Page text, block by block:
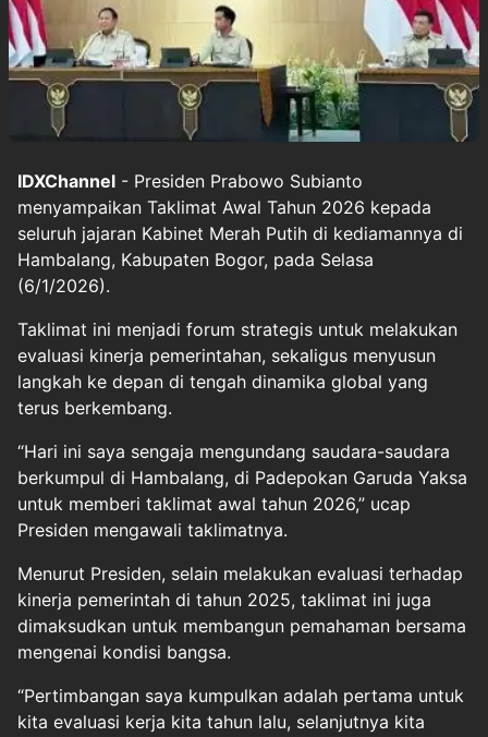
IDXChannel - Presiden Prabowo Subianto
menyampaikan Taklimat Awal Tahun 2026 kepada
seluruh jajaran Kabinet Merah Putih di kediamannya di
Hambalang, Kabupaten Bogor, pada Selasa
(6/1/2026).
Taklimat ini menjadi forum strategis untuk melakukan
evaluasi kinerja pemerintahan, sekaligus menyusun
langkah ke depan di tengah dinamika global yang
terus berkembang.
“Hari ini saya sengaja mengundang saudara-saudara
berkumpul di Hambalang, di Padepokan Garuda Yaksa
untuk memberi taklimat awal tahun 2026,” ucap
Presiden mengawali taklimatnya.
Menurut Presiden, selain melakukan evaluasi terhadap
kinerja pemerintah di tahun 2025, taklimat ini juga
dimaksudkan untuk membangun pemahaman bersama
mengenai kondisi bangsa.
“Pertimbangan saya kumpulkan adalah pertama untuk
kita evaluasi kerja kita tahun lalu, selanjutnya kita